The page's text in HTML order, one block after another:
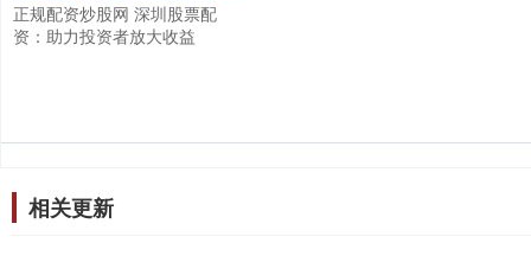
正规配资炒股网 深圳股票配
资：助力投资者放大收益
相关更新